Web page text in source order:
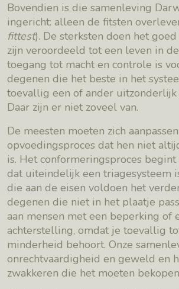
Bovendien is die samenleving
ingericht: alleen de fitsten
fittest). De sterksten doen het
zijn veroordeeld tot een leven in
toegang tot macht en controle is
degenen die het beste in het
toevallig een of ander uitzonderlijk
Daar zijn er niet zoveel van.
De meesten moeten zich
opvoedingsproces dat hen niet
is. Het conformeringsproces begint
dat uiteindelijk een triagesysteem
die aan de eisen voldoen het
degenen die niet in het plaatje
aan mensen met een beperking of
achterstelling, omdat je toevallig
minderheid behoort. Onze
onrechtvaardigheid en geweld en
zwakkeren die het moeten